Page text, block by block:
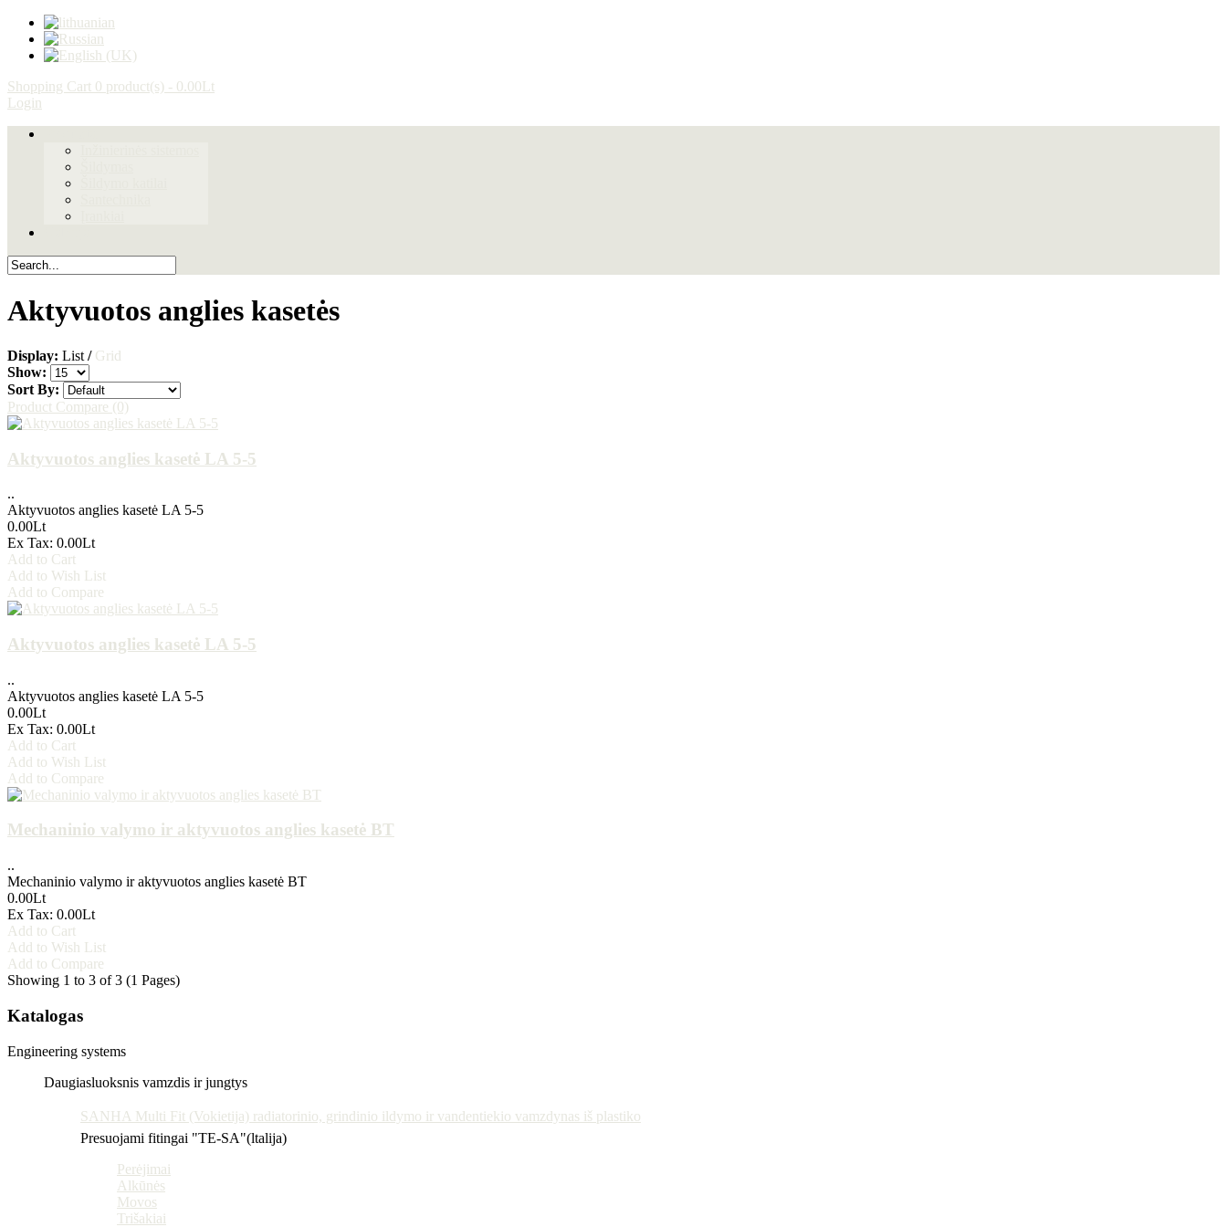
Shopping Cart 0 product(s) - 0.00Lt
Login
Aktyvuotos anglies kasetės
Display: List / Grid
Show:
Sort By:
Product Compare (0)
Aktyvuotos anglies kasetė LA 5-5
..
Aktyvuotos anglies kasetė LA 5-5
0.00Lt
Ex Tax: 0.00Lt
Add to Cart
Add to Wish List
Add to Compare
Aktyvuotos anglies kasetė LA 5-5
..
Aktyvuotos anglies kasetė LA 5-5
0.00Lt
Ex Tax: 0.00Lt
Add to Cart
Add to Wish List
Add to Compare
Mechaninio valymo ir aktyvuotos anglies kasetė BT
..
Mechaninio valymo ir aktyvuotos anglies kasetė BT
0.00Lt
Ex Tax: 0.00Lt
Add to Cart
Add to Wish List
Add to Compare
Showing 1 to 3 of 3 (1 Pages)
Katalogas
Engineering systems
Daugiasluoksnis vamzdis ir jungtys
SANHA Multi Fit (Vokietija) radiatorinio, grindinio ildymo ir vandentiekio vamzdynas iš plastiko
Presuojami fitingai "TE-SA"(ltalija)
Perėjimai
Alkūnės
Movos
Trišakiai